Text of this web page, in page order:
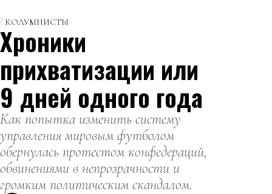
КОЛУМНИСТЫ
Хроники
прихватизации или
9 дней одного года
Как попытка изменить систему
управления мировым футболом
обернулась протестом конфедераций,
обвинениями в непрозрачности и
громким политическим скандалом.